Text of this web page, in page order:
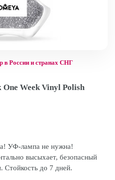
в России и странах СНГ
Week Vinyl Polish
УФ-лампа не нужна!
высыхает, безопасный
Стойкость до 7 дней.